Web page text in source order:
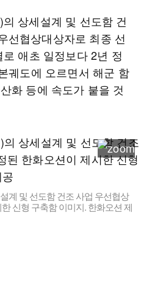
상세설계 및 선도함 건
선협상대상자로 최종 선
애초 일정보다 2년 정
궤도에 오르면서 해군 함
화 등에 속도가 붙을 것
계 및 선도함 건조 사업 우선협상
신형 구축함 이미지. 한화오션 제